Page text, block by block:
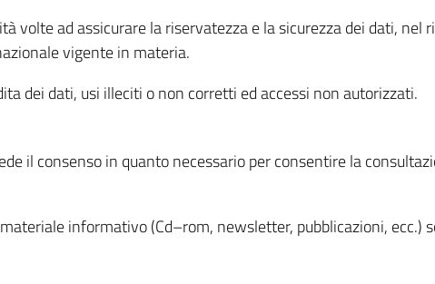
volte ad assicurare la riservatezza e la sicurezza dei dati, nel
vigente in materia.
dei dati, usi illeciti o non corretti ed accessi non autorizzati.
il consenso in quanto necessario per consentire la
informativo (Cd–rom, newsletter, pubblicazioni, ecc.)